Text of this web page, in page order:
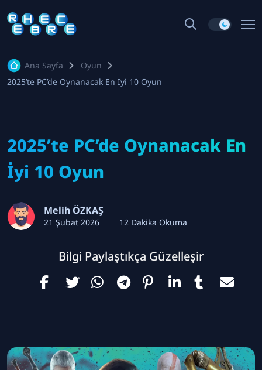
Ana Sayfa
Oyun
2025’te PC’de Oynanacak En İyi 10 Oyun
2025’te PC’de Oynanacak En
İyi 10 Oyun
Melih ÖZKAŞ
21 Şubat 2026 12 Dakika Okuma
Bilgi Paylaştıkça Güzelleşir